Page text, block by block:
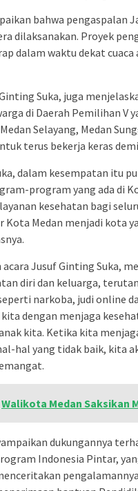
bahwa pengaspalan
dilaksanakan. Proyek
dalam waktu dekat
Suka, juga
di Daerah Pemilihan V
Selayang, Medan
terus bekerja keras
dalam kesempatan itu
program yang ada di
kesehatan bagi
Kota Medan menjadi kota
acara Jusuf Ginting Suka,
diri dan keluarga,
narkoba, judi online
dengan menjaga
kita. Ketika kita
hal yang tidak baik, kita
Walikota Medan Saksikan
dukungannya
Indonesia Pintar,